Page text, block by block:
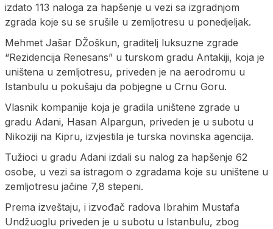
izdato 113 naloga za hapšenje u vezi sa izgradnjom
zgrada koje su se srušile u zemljotresu u ponedjeljak.
Mehmet Јašar DŽoškun, graditelj luksuzne zgrade
“Rezidencija Renesans” u turskom gradu Antakiji, koja je
uništena u zemljotresu, priveden je na aerodromu u
Istanbulu u pokušaju da pobjegne u Crnu Goru.
Vlasnik kompanije koja je gradila uništene zgrade u
gradu Adani, Hasan Alpargun, priveden je u subotu u
Nikoziji na Kipru, izvjestila je turska novinska agencija.
Tužioci u gradu Adani izdali su nalog za hapšenje 62
osobe, u vezi sa istragom o zgradama koje su uništene u
zemljotresu jačine 7,8 stepeni.
Prema izveštaju, i izvođač radova Ibrahim Mustafa
Undžuoglu priveden je u subotu u Istanbulu, zbog